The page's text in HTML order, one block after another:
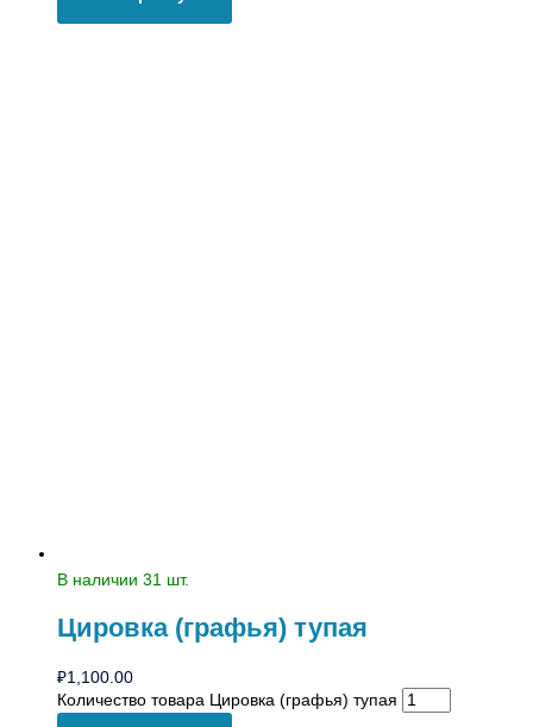
В наличии 31 шт.
Цировка (графья) тупая
₽1,100.00
Количество товара Цировка (графья) тупая